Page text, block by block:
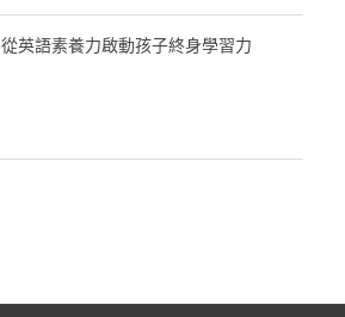
從英語素養力啟動孩子終身學習力